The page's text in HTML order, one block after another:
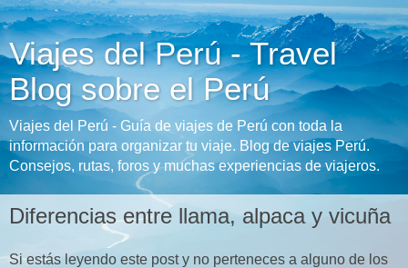
Viajes del Perú - Travel
Blog sobre el Perú
Viajes del Perú - Guía de viajes de Perú con toda la
información para organizar tu viaje. Blog de viajes Perú.
Consejos, rutas, foros y muchas experiencias de viajeros.
Diferencias entre llama, alpaca y vicuña
Si estás leyendo este post y no perteneces a alguno de los